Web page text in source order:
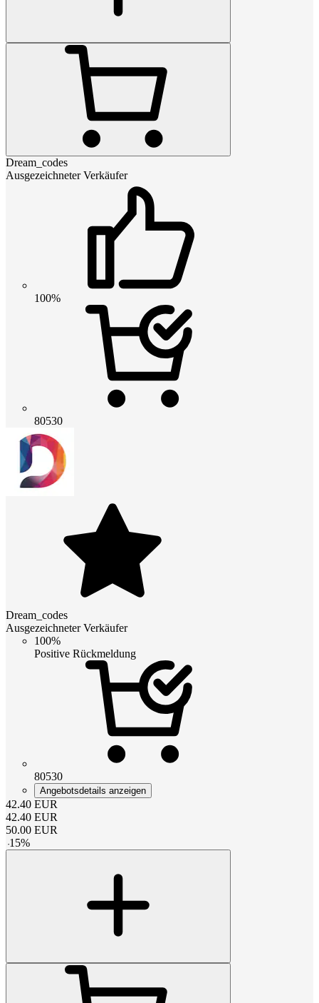
Dream_codes
Ausgezeichneter Verkäufer
100%
80530
Dream_codes
Ausgezeichneter Verkäufer
100%
Positive Rückmeldung
80530
Angebotsdetails anzeigen
42.40 EUR
42.40 EUR
50.00 EUR
-15%